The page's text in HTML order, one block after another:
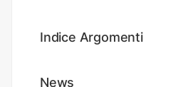
Indice Argomenti
News